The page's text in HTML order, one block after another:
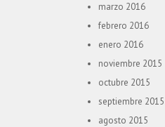
marzo 2016
febrero 2016
enero 2016
noviembre 2015
octubre 2015
septiembre 2015
agosto 2015